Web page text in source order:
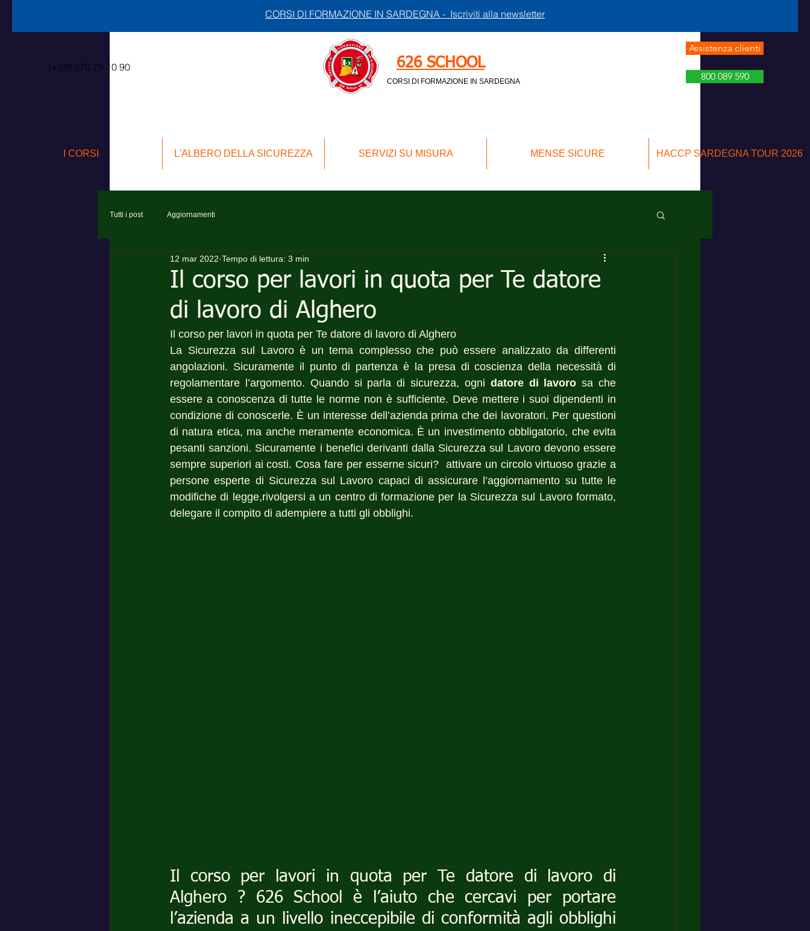
CORSI DI FORMAZIONE IN SARDEGNA - Iscriviti alla newsletter
(+39) 070 78 10 90 626 SCHOOL
CORSI DI FORMAZIONE IN SARDEGNA
Assistenza clienti
800 089 590
I CORSI L'ALBERO DELLA SICUREZZA SERVIZI SU MISURA MENSE SICURE HACCP SARDEGNA TOUR 2026
Tutti i post Aggiornamenti
Il corso per lavori in quota per Te datore
di lavoro di Alghero
12 mar 2022 Tempo di lettura: 3 min
Il corso per lavori in quota per Te datore di lavoro di Alghero
La Sicurezza sul Lavoro è un tema complesso che può essere analizzato da differenti
angolazioni. Sicuramente il punto di partenza è la presa di coscienza della necessità di
regolamentare l’argomento. Quando si parla di sicurezza, ogni datore di lavoro sa che
essere a conoscenza di tutte le norme non è sufficiente. Deve mettere i suoi dipendenti in
condizione di conoscerle. È un interesse dell’azienda prima che dei lavoratori. Per questioni
di natura etica, ma anche meramente economica. È un investimento obbligatorio, che evita
pesanti sanzioni. Sicuramente i benefici derivanti dalla Sicurezza sul Lavoro devono essere
sempre superiori ai costi. Cosa fare per esserne sicuri?  attivare un circolo virtuoso grazie a
persone esperte di Sicurezza sul Lavoro capaci di assicurare l’aggiornamento su tutte le
modifiche di legge,rivolgersi a un centro di formazione per la Sicurezza sul Lavoro formato,
delegare il compito di adempiere a tutti gli obblighi.
Il corso per lavori in quota per Te datore di lavoro di
Alghero ? 626 School è l’aiuto che cercavi per portare
l’azienda a un livello ineccepibile di conformità agli obblighi